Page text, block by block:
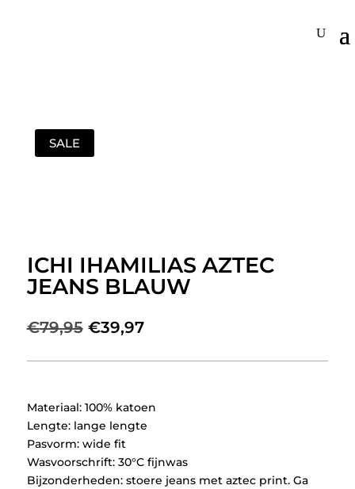
SALE
ICHI IHAMILIAS AZTEC
JEANS BLAUW
€79,95 Oorspronkelijke
was:
€39,97Huidige
is:
Materiaal: 100% katoen
Lengte: lange lengte
Pasvorm: wide fit
Wasvoorschrift: 30°C fijnwas
Bijzonderheden: stoere jeans met aztec print. Ga